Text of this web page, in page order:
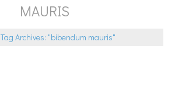
MAURIS
Tag Archives: "bibendum mauris"